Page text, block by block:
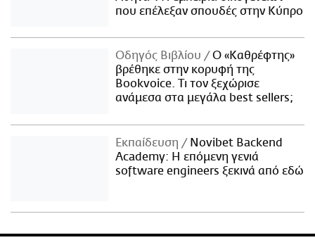
που επέλεξαν σπουδές στην Κύπρο
Οδηγός Βιβλίου
Ο «Καθρέφτης»
βρέθηκε στην κορυφή της
Bookvoice. Τι τον ξεχώρισε
ανάμεσα στα μεγάλα best sellers;
Εκπαίδευση
Novibet Backend
Academy: Η επόμενη γενιά
software engineers ξεκινά από εδώ